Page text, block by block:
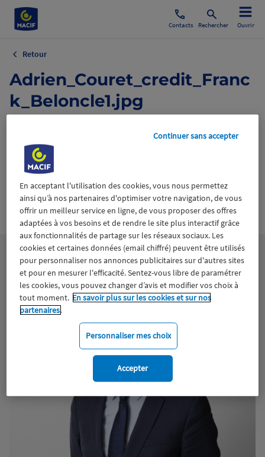
Contacts Rechercher Ouvrir
Retour
Adrien_Couret_credit_Franc
k_Beloncle1.jpg
Certifié avecWiztrust
trusted
sources
En acceptant l'utilisation des cookies, vous nous permettez
ainsi qu’à nos partenaires d'optimiser votre navigation, de vous
offrir un meilleur service en ligne, de vous proposer des offres
adaptées à vos besoins et de rendre le site plus interactif grâce
aux fonctionnalités de partage sur les réseaux sociaux. Les
cookies et certaines données (email chiffré) peuvent être utilisés
pour personnaliser nos annonces publicitaires sur d'autres sites
et pour en mesurer l'efficacité. Sentez-vous libre de paramétrer
les cookies, vous pouvez changer d’avis et modifier vos choix à
tout moment. En savoir plus sur les cookies et sur nos
partenaires.
Personnaliser mes choix
Continuer sans accepter
Accepter